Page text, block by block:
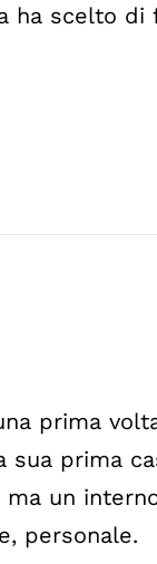
ha scelto di
prima
sua prima
un
personale.